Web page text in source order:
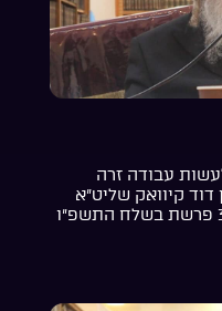
עבודה זרה
קיוואק שליט”א